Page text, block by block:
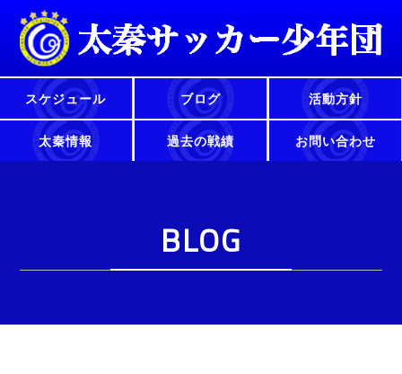
スケジュール ブログ 活動方針
太秦情報 過去の戦績 お問い合わせ
BLOG